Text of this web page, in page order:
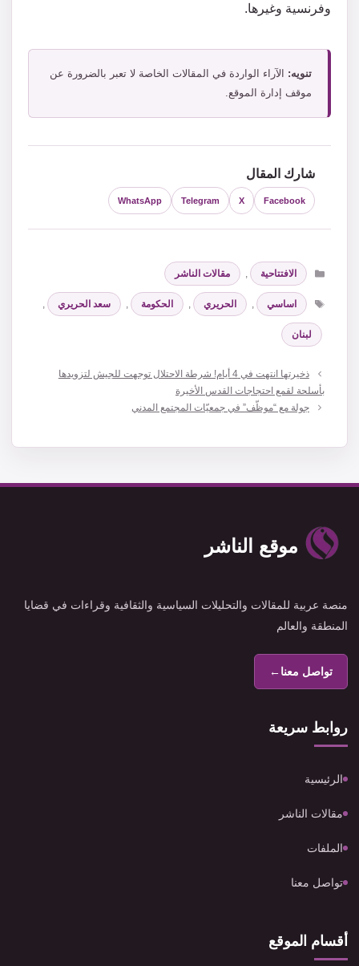
وفرنسية وغيرها.
تنويه: الآراء الواردة في المقالات الخاصة لا تعبر بالضرورة عن
موقف إدارة الموقع.
شارك المقال
Facebook
X
Telegram
WhatsApp
التصنيفات
الافتتاحية ,
مقالات الناشر
الوسوم
اساسي , الحريري , الحكومة , سعد الحريري ,
لبنان
ذخيرتها انتهت في 4 أيام! شرطة الاحتلال توجهت للجيش لتزويدها
بأسلحة لقمع احتجاجات القدس الأخيرة
جولة مع “موظّف” في جمعيّات المجتمع المدني
موقع الناشر
منصة عربية للمقالات والتحليلات السياسية والثقافية وقراءات في قضايا
المنطقة والعالم
تواصل معنا←
روابط سريعة
الرئيسية
مقالات الناشر
الملفات
تواصل معنا
أقسام الموقع